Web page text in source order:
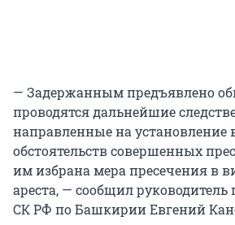
— Задержанным предъявлено
проводятся дальнейшие
направленные на установление
обстоятельств совершенных
им избрана мера пресечения в
ареста, — сообщил
СК РФ по Башкирии Евгений